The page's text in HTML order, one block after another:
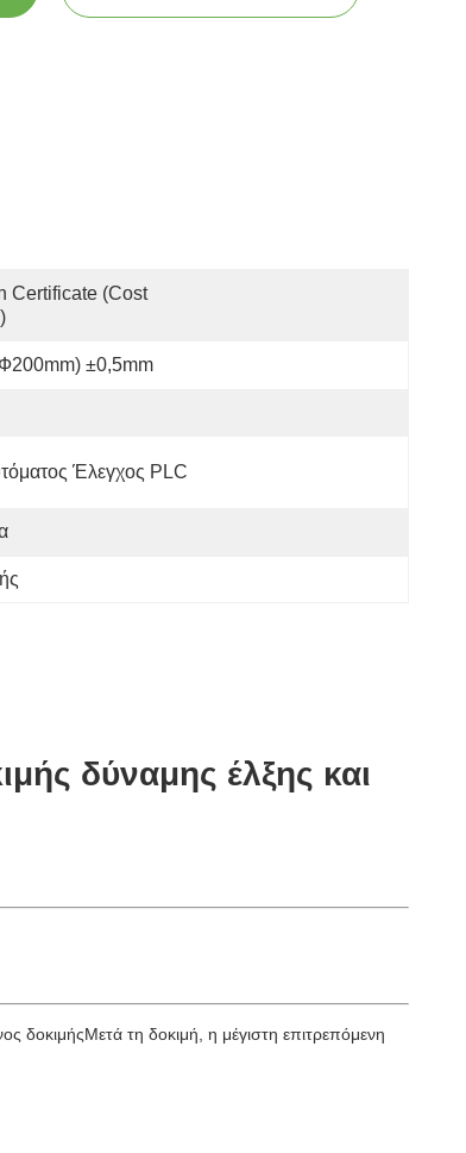
Certificate (Cost
±0,5mm
Έλεγχος PLC
δύναμης έλξης και
δοκιμήςΜετά τη δοκιμή, η μέγιστη επιτρεπόμενη